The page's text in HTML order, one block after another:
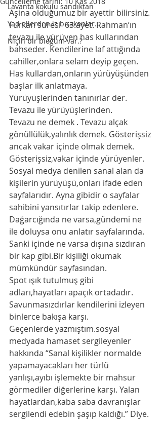
Lavanta kokulu sandıktan
Yad ellerden iz bırakanlar...
Niçin bir bloğum var.?
Aşina olduğumuz bir ayettir bilirsiniz.
Furkan suresi  63.ayet. Rahman’ın
tevazu ile yürüyen has kullarından
bahseder. Kendilerine laf attığında
cahiller,onlara selam deyip geçen.
Has kullardan,onların yürüyüşünden
başlar ilk anlatmaya.
Yürüyüşlerinden tanınırlar der.
Tevazu ile yürüyüşlerinden.
Tevazu ne demek . Tevazu alçak
gönüllülük,yalınlık demek. Gösterişsiz
ancak vakar içinde olmak demek.
Gösterişsiz,vakar içinde yürüyenler.
Sosyal medya denilen sanal alan da
kişilerin yürüyüşü,onları ifade eden
sayfalarıdır. Ayna gibidir o sayfalar
sahibini yansıtırlar takip edenlere.
Dağarcığında ne varsa,gündemi ne
ile doluysa onu anlatır sayfalarında.
Sanki içinde ne varsa dışına sızdıran
bir kap gibi.Bir kişiliği okumak
mümkündür sayfasından.
Spot ışık tutulmuş gibi
adları,hayatları apaçık ortadadır.
Savunmasızdırlar kendilerini izleyen
binlerce bakışa karşı.
Geçenlerde yazmıştım.sosyal
medyada hamaset sergileyenler
hakkında “Sanal kişilikler normalde
yapamayacakları her türlü
yanlışı,ayıbı işlemekte bir mahsur
görmediler diğerlerine karşı. Yalan
hayatlardan,kaba saba davranışlar
sergilendi edebin şaşıp kaldığı.” Diye.